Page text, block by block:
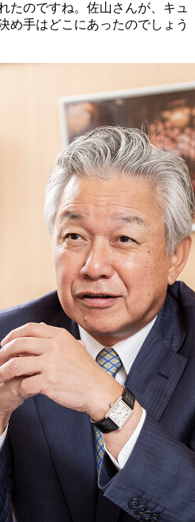
たのですね。佐山さんが、キュ
め手はどこにあったのでしょう